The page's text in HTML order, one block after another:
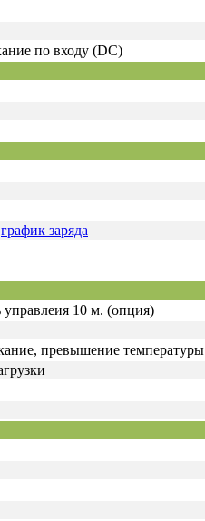
по входу (DC)
график заряда
10 м. (опция)
превышение температуры